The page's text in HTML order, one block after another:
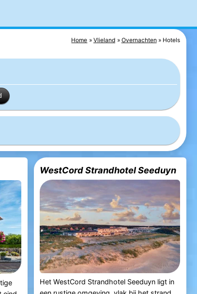
Home Vlieland Overnachten Hotels
WestCord Strandhotel Seeduyn
Het WestCord Strandhotel Seeduyn ligt in